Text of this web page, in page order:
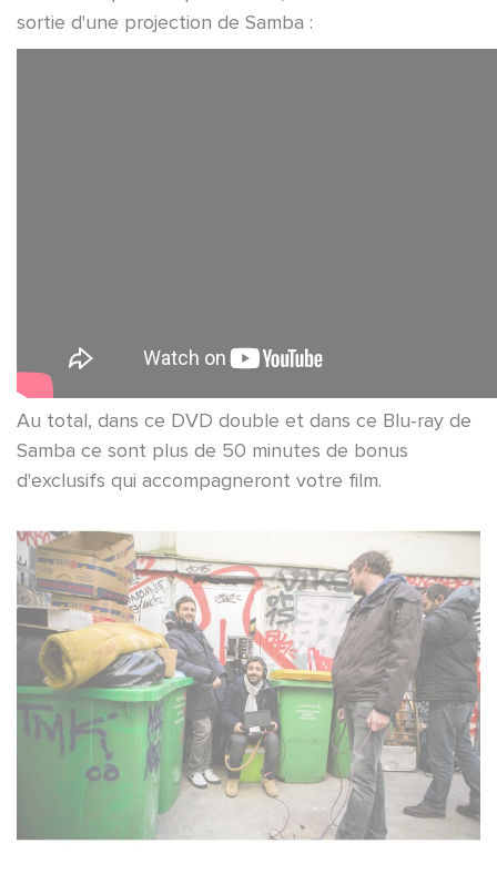
sortie d'une projection de Samba :
Au total, dans ce DVD double et dans ce Blu-ray de
Samba ce sont plus de 50 minutes de bonus
d'exclusifs qui accompagneront votre film.